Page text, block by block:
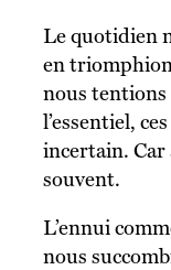
Le quotidien nous écrasait d’ennui, mais nous
en
nous tentions
l’essentiel,
incertain. Car
souvent.
L’ennui comme la terre s’accroche. Mais que
nous